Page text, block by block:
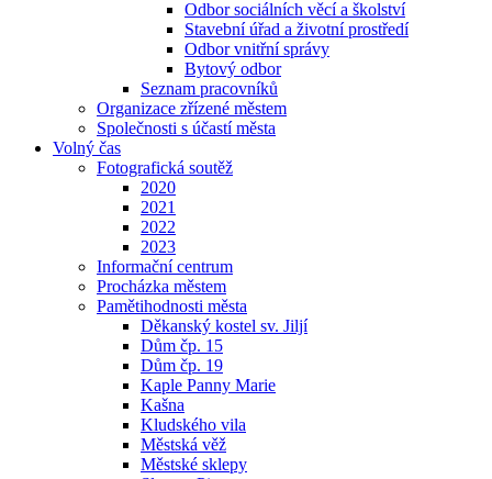
Odbor sociálních věcí a školství
Stavební úřad a životní prostředí
Odbor vnitřní správy
Bytový odbor
Seznam pracovníků
Organizace zřízené městem
Společnosti s účastí města
Volný čas
Fotografická soutěž
2020
2021
2022
2023
Informační centrum
Procházka městem
Pamětihodnosti města
Děkanský kostel sv. Jiljí
Dům čp. 15
Dům čp. 19
Kaple Panny Marie
Kašna
Kludského vila
Městská věž
Městské sklepy